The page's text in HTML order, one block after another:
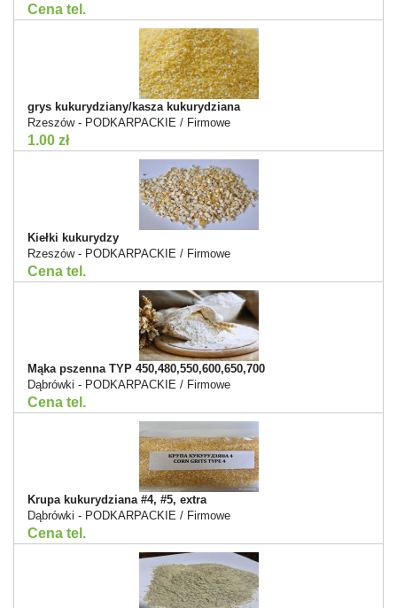
Cena tel.
grys kukurydziany/kasza kukurydziana
Rzeszów - PODKARPACKIE / Firmowe
1.00 zł
Kiełki kukurydzy
Rzeszów - PODKARPACKIE / Firmowe
Cena tel.
Mąka pszenna TYP 450,480,550,600,650,700
Dąbrówki - PODKARPACKIE / Firmowe
Cena tel.
Krupa kukurydziana #4, #5, extra
Dąbrówki - PODKARPACKIE / Firmowe
Cena tel.